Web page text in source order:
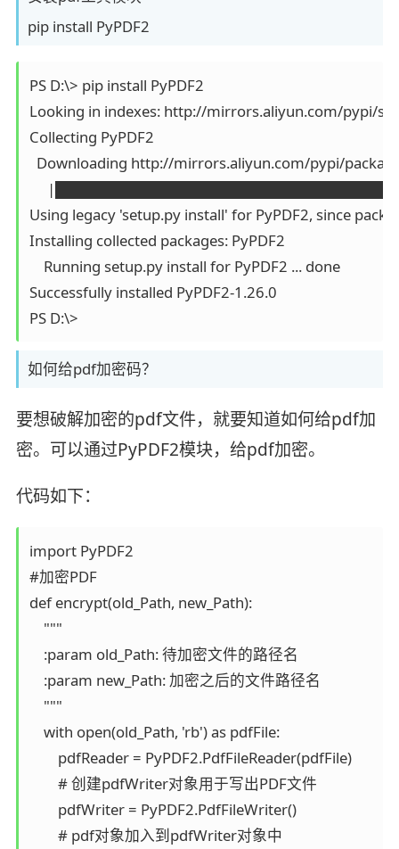
pip install PyPDF2
PS D:\> pip install PyPDF2
Looking in indexes: http://mirrors.aliyun.com/pypi/
Collecting PyPDF2
Downloading http://mirrors.aliyun.com/pypi/
|████████████████████████████████|
Using legacy 'setup.py install' for PyPDF2, since
Installing collected packages: PyPDF2
    Running setup.py install for PyPDF2 ... done
Successfully installed PyPDF2-1.26.0
PS D:\>
如何给pdf加密码？
要想破解加密的pdf文件，就要知道如何给pdf加
密。可以通过PyPDF2模块，给pdf加密。
代码如下：
import PyPDF2
#加密PDF
def encrypt(old_Path, new_Path):
    """
    :param old_Path: 待加密文件的路径名
    :param new_Path: 加密之后的文件路径名
    """
    with open(old_Path, 'rb') as pdfFile:
        pdfReader = PyPDF2.PdfFileReader(pdfFile)
        # 创建pdfWriter对象用于写出PDF文件
        pdfWriter = PyPDF2.PdfFileWriter()
        # pdf对象加入到pdfWriter对象中